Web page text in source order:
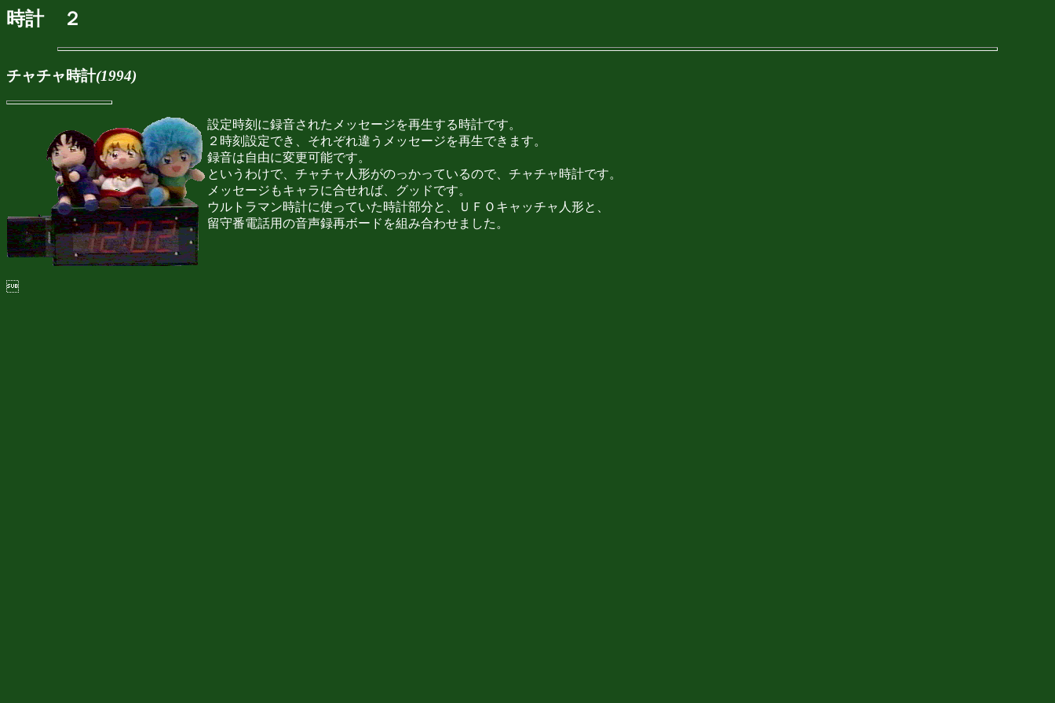
時計 ２
チャチャ時計(1994)
設定時刻に録音されたメッセージを再生する時計です。
２時刻設定でき、それぞれ違うメッセージを再生できます。
録音は自由に変更可能です。
というわけで、チャチャ人形がのっかっているので、チャチャ時計です。
メッセージもキャラに合せれば、グッドです。
ウルトラマン時計に使っていた時計部分と、ＵＦＯキャッチャ人形と、
留守番電話用の音声録再ボードを組み合わせました。
